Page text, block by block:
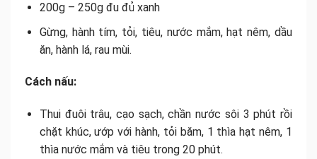
200g – 250g đu đủ xanh
Gừng, hành tím, tỏi, tiêu, nước mắm, hạt nêm, dầu
ăn, hành lá, rau mùi.
Cách nấu:
Thui đuôi trâu, cạo sạch, chần nước sôi 3 phút rồi
chặt khúc, ướp với hành, tỏi băm, 1 thìa hạt nêm, 1
thìa nước mắm và tiêu trong 20 phút.